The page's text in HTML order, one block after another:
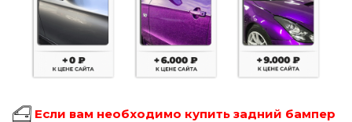
Если вам необходимо купить задний бампер